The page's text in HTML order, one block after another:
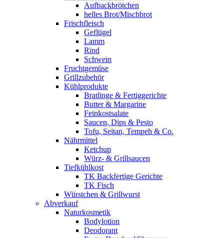
Aufbackbrötchen
helles Brot/Mischbrot
Frischfleisch
Geflügel
Lamm
Rind
Schwein
Fruchtgemüse
Grillzubehör
Kühlprodukte
Bratlinge & Fertiggerichte
Butter & Margarine
Feinkostsalate
Saucen, Dips & Pesto
Tofu, Seitan, Tempeh & Co.
Nährmittel
Ketchup
Würz- & Grillsaucen
Tiefkühlkost
TK Backfertige Gerichte
TK Fisch
Würstchen & Grillwurst
Abverkauf
Naturkosmetik
Bodylotion
Deodorant